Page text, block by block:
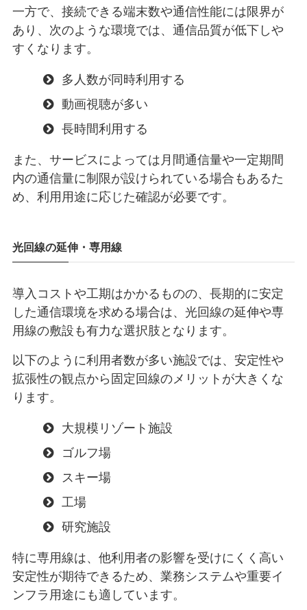
一方で、接続できる端末数や通信性能には限界が
あり、次のような環境では、通信品質が低下しや
すくなります。
多人数が同時利用する
動画視聴が多い
長時間利用する
また、サービスによっては月間通信量や一定期間
内の通信量に制限が設けられている場合もあるた
め、利用用途に応じた確認が必要です。
光回線の延伸・専用線
導入コストや工期はかかるものの、長期的に安定
した通信環境を求める場合は、光回線の延伸や専
用線の敷設も有力な選択肢となります。
以下のように利用者数が多い施設では、安定性や
拡張性の観点から固定回線のメリットが大きくな
ります。
大規模リゾート施設
ゴルフ場
スキー場
工場
研究施設
特に専用線は、他利用者の影響を受けにくく高い
安定性が期待できるため、業務システムや重要イ
ンフラ用途にも適しています。